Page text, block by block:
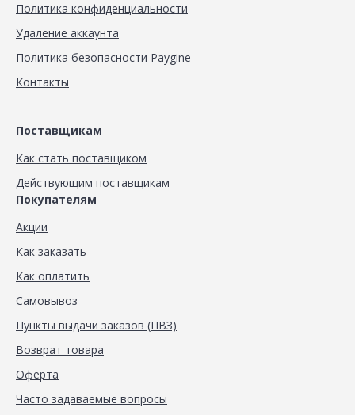
Политика конфиденциальности
Удаление аккаунта
Политика безопасности Paygine
Контакты
Поставщикам
Как стать поставщиком
Действующим поставщикам
Покупателям
Акции
Как заказать
Как оплатить
Самовывоз
Пункты выдачи заказов (ПВЗ)
Возврат товара
Оферта
Часто задаваемые вопросы